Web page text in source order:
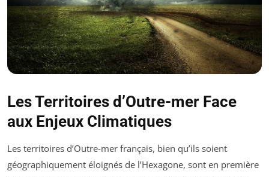
Les Territoires d’Outre-mer Face
aux Enjeux Climatiques
Les territoires d’Outre-mer français, bien qu’ils soient
géographiquement éloignés de l’Hexagone, sont en première